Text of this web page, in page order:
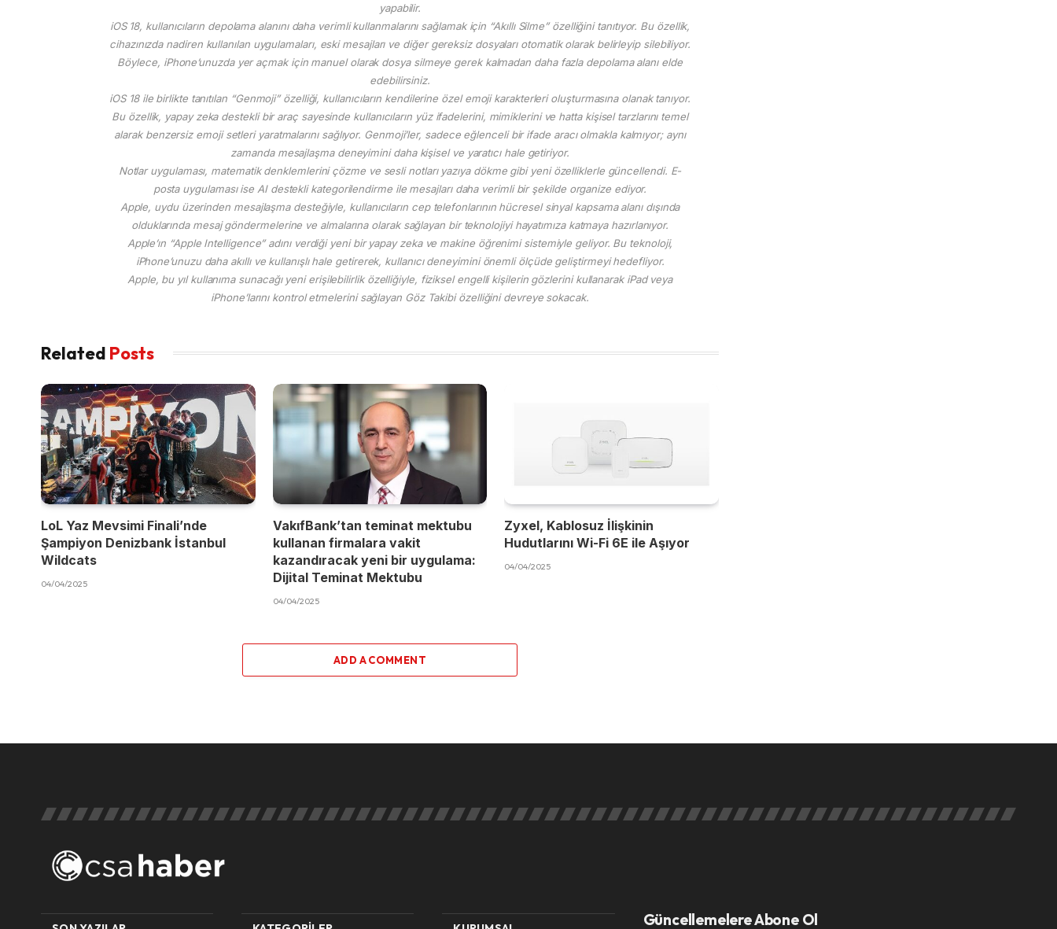
yapabilir.
iOS 18, kullanıcıların depolama alanını daha verimli kullanmalarını sağlamak için “Akıllı Silme” özelliğini tanıtıyor. Bu özellik,
cihazınızda nadiren kullanılan uygulamaları, eski mesajları ve diğer gereksiz dosyaları otomatik olarak belirleyip silebiliyor.
Böylece, iPhone’unuzda yer açmak için manuel olarak dosya silmeye gerek kalmadan daha fazla depolama alanı elde
edebilirsiniz.
iOS 18 ile birlikte tanıtılan “Genmoji” özelliği, kullanıcıların kendilerine özel emoji karakterleri oluşturmasına olanak tanıyor.
Bu özellik, yapay zeka destekli bir araç sayesinde kullanıcıların yüz ifadelerini, mimiklerini ve hatta kişisel tarzlarını temel
alarak benzersiz emoji setleri yaratmalarını sağlıyor. Genmoji’ler, sadece eğlenceli bir ifade aracı olmakla kalmıyor; aynı
zamanda mesajlaşma deneyimini daha kişisel ve yaratıcı hale getiriyor.
Notlar uygulaması, matematik denklemlerini çözme ve sesli notları yazıya dökme gibi yeni özelliklerle güncellendi. E-
posta uygulaması ise AI destekli kategorilendirme ile mesajları daha verimli bir şekilde organize ediyor​.
Apple, uydu üzerinden mesajlaşma desteğiyle, kullanıcıların cep telefonlarının hücresel sinyal kapsama alanı dışında
olduklarında mesaj göndermelerine ve almalarına olarak sağlayan bir teknolojiyi hayatımıza katmaya hazırlanıyor.
Apple’ın “Apple Intelligence” adını verdiği yeni bir yapay zeka ve makine öğrenimi sistemiyle geliyor. Bu teknoloji,
iPhone’unuzu daha akıllı ve kullanışlı hale getirerek, kullanıcı deneyimini önemli ölçüde geliştirmeyi hedefliyor.
Apple, bu yıl kullanıma sunacağı yeni erişilebilirlik özelliğiyle, fiziksel engelli kişilerin gözlerini kullanarak iPad veya
iPhone’larını kontrol etmelerini sağlayan Göz Takibi özelliğini devreye sokacak.
Related Posts
LoL Yaz Mevsimi Finali’nde
Şampiyon Denizbank İstanbul
Wildcats
04/04/2025
VakıfBank’tan teminat mektubu
kullanan firmalara vakit
kazandıracak yeni bir uygulama:
Dijital Teminat Mektubu
04/04/2025
Zyxel, Kablosuz İlişkinin
Hudutlarını Wi-Fi 6E ile Aşıyor
04/04/2025
ADD A COMMENT
Güncellemelere Abone Ol